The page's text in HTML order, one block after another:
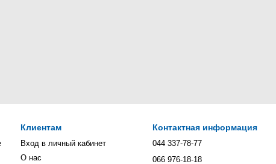
Клиентам
Вход в личный кабинет
О нас
Контактная информация
044 337-78-77
066 976-18-18